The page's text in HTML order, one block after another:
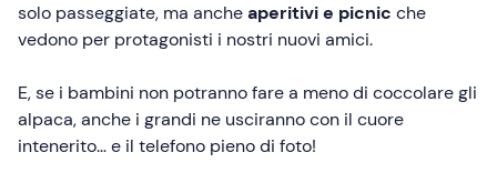
solo passeggiate, ma ancheaperitivi e picnic che
vedono per protagonisti i nostri nuovi amici.
E, se i bambini non potranno fare a meno di coccolare gli
alpaca, anche i grandi ne usciranno con il cuore
intenerito… e il telefono pieno di foto!